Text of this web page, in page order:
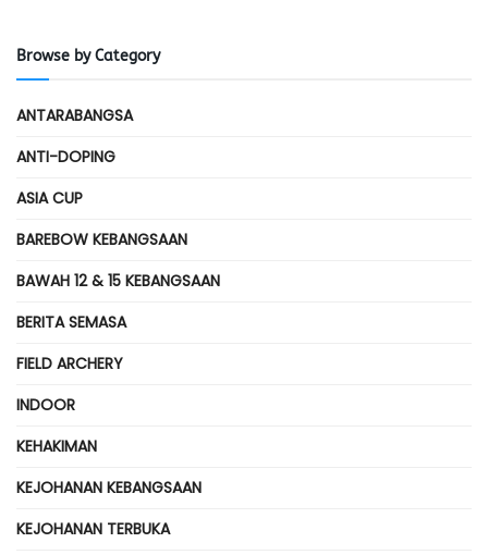
Browse by Category
ANTARABANGSA
ANTI-DOPING
ASIA CUP
BAREBOW KEBANGSAAN
BAWAH 12 & 15 KEBANGSAAN
BERITA SEMASA
FIELD ARCHERY
INDOOR
KEHAKIMAN
KEJOHANAN KEBANGSAAN
KEJOHANAN TERBUKA